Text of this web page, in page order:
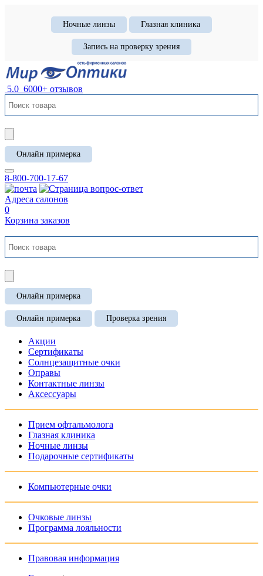
Ночные линзы Глазная клиника
Запись на проверку зрения
5.0 6000+ отзывов
Онлайн примерка
8-800-700-17-67
Адреса салонов
0
Корзина заказов
Онлайн примерка
Онлайн примерка Проверка зрения
Акции
Сертификаты
Солнцезащитные очки
Оправы
Контактные линзы
Аксессуары
Прием офтальмолога
Глазная клиника
Ночные линзы
Подарочные сертификаты
Компьютерные очки
Очковые линзы
Программа лояльности
Правовая информация